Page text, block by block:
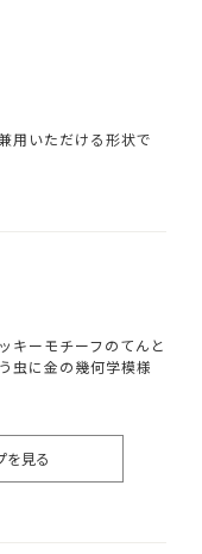
用いただける形状で
キーモチーフのてんと
虫に金の幾何学模様
を見る